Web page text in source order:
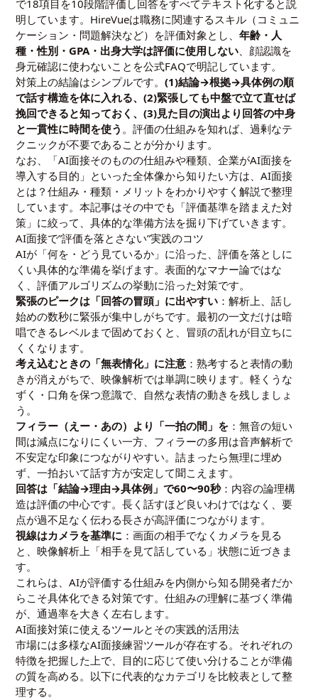
で18項目を10段階評価し回答をすべてテキスト化すると説
明しています。HireVueは職務に関連するスキル（コミュニ
ケーション・問題解決など）を評価対象とし、年齢・人
種・性別・GPA・出身大学は評価に使用しない、顔認識を
身元確認に使わないことを公式FAQで明記しています。
対策上の結論はシンプルです。(1)結論→根拠→具体例の順
で話す構造を体に入れる、(2)緊張しても中盤で立て直せば
挽回できると知っておく、(3)見た目の演出より回答の中身
と一貫性に時間を使う 。評価の仕組みを知れば、過剰なテ
クニックが不要であることが分かります。
なお、「AI面接そのものの仕組みや種類、企業がAI面接を
導入する目的」といった全体像から知りたい方は、AI面接
とは？仕組み・種類・メリットをわかりやすく解説で整理
しています。本記事はその中でも「評価基準を踏まえた対
策」に絞って、具体的な準備方法を掘り下げていきます。
AI面接で”評価を落とさない”実践のコツ
AIが「何を・どう見ているか」に沿った、評価を落としに
くい具体的な準備を挙げます。表面的なマナー論ではな
く、評価アルゴリズムの挙動に沿った対策です。
緊張のピークは「回答の冒頭」に出やすい ：解析上、話し
始めの数秒に緊張が集中しがちです。最初の一文だけは暗
唱できるレベルまで固めておくと、冒頭の乱れが目立ちに
くくなります。
考え込むときの「無表情化」に注意 ：熟考すると表情の動
きが消えがちで、映像解析では単調に映ります。軽くうな
ずく・口角を保つ意識で、自然な表情の動きを残しましょ
う。
フィラー（えー・あの）より「一拍の間」を ：無音の短い
間は減点になりにくい一方、フィラーの多用は音声解析で
不安定な印象につながりやすい。詰まったら無理に埋め
ず、一拍おいて話す方が安定して聞こえます。
回答は「結論→理由→具体例」で60〜90秒：内容の論理構
造は評価の中心です。長く話すほど良いわけではなく、要
点が過不足なく伝わる長さが高評価につながります。
視線はカメラを基準に ：画面の相手でなくカメラを見る
と、映像解析上「相手を見て話している」状態に近づきま
す。
これらは、AIが評価する仕組みを内側から知る開発者だか
らこそ具体化できる対策です。仕組みの理解に基づく準備
が、通過率を大きく左右します。
AI面接対策に使えるツールとその実践的活用法
市場には多様なAI面接練習ツールが存在する。それぞれの
特徴を把握した上で、目的に応じて使い分けることが準備
の質を高める。以下に代表的なカテゴリを比較表として整
理する。